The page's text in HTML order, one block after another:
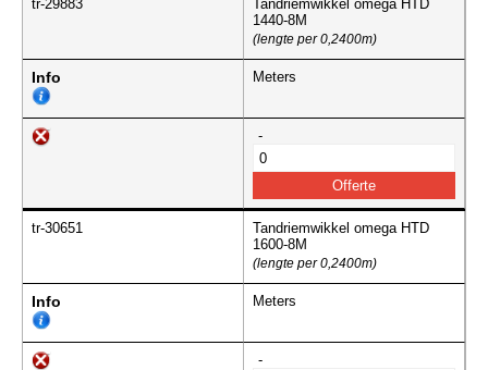
tr-29883
Tandriemwikkel omega HTD
1440-8M
(lengte per 0,2400m)
Info Meters
-
tr-30651
Tandriemwikkel omega HTD
1600-8M
(lengte per 0,2400m)
Info Meters
-